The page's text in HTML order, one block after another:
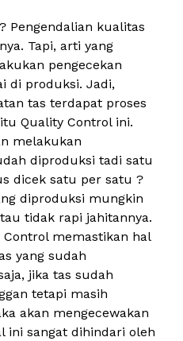
Pengendalian kualitas
Tapi, arti yang
pengecekan
di produksi. Jadi,
tas terdapat proses
Quality Control ini.
melakukan
diproduksi tadi satu
dicek satu per satu ?
diproduksi mungkin
tidak rapi jahitannya.
memastikan hal
yang sudah
jika tas sudah
tetapi masih
akan mengecewakan
ini sangat dihindari oleh